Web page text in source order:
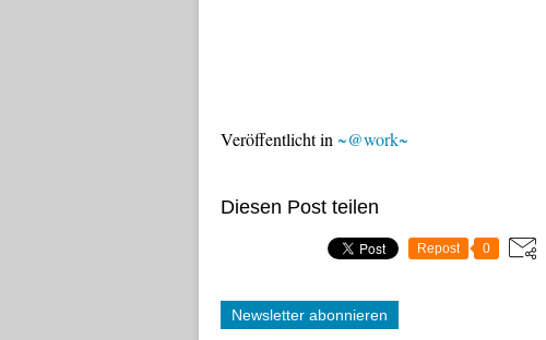
Veröffentlicht in ~@work~
Diesen Post teilen
Repost 0
Newsletter abonnieren